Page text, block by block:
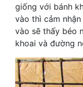
giống với bánh
vào thì cảm
vào sẽ thấy béo
khoai và đường